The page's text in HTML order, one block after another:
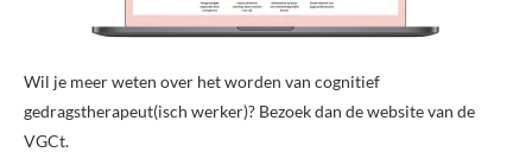
Wil je meer weten over het worden van cognitief
gedragstherapeut(isch werker)? Bezoek dan de website van de
VGCt.